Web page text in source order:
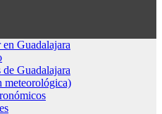
en Guadalajara
Guadalajara
meteorológica)